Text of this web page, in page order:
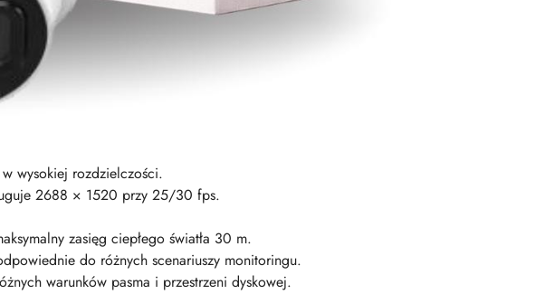
wysokiej rozdzielczości.
2688 × 1520 przy 25/30 fps.
zasięg ciepłego światła 30 m.
do różnych scenariuszy monitoringu.
warunków pasma i przestrzeni dyskowej.